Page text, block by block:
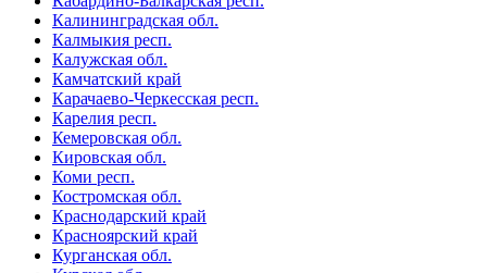
Калининградская обл.
Калмыкия респ.
Калужская обл.
Камчатский край
Карачаево-Черкесская респ.
Карелия респ.
Кемеровская обл.
Кировская обл.
Коми респ.
Костромская обл.
Краснодарский край
Красноярский край
Курганская обл.